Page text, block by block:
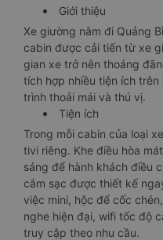
Giới thiệu
Xe giường nằm đi Quảng
cabin được cải tiến từ xe
gian xe trở nên thoáng
tích hợp nhiều tiện ích
trình thoải mái và thú vị.
Tiện ích
Trong mỗi cabin của loại
tivi riêng. Khe điều hòa
sáng để hành khách điều
cắm sạc được thiết kế
việc mini, hộc để cốc
nghe hiện đại, wifi tốc độ
truy cập theo nhu cầu.